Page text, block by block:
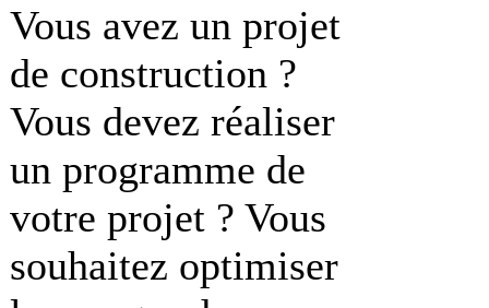
Vous avez un projet
de construction ?
Vous devez réaliser
un programme de
votre projet ? Vous
souhaitez optimiser